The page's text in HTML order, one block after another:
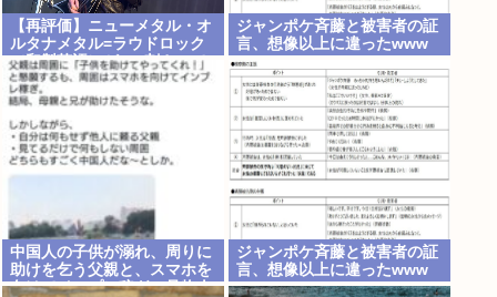
【再評価】ニューメタル・オ
ルタナメタル=ラウドロック
（和製英語）がZに刺さって
るらしい。お前らがキッズの
頃好きだったバンドは何？
ジャンポケ斉藤と被害者の証
言、想像以上に違ったwww
中国人の子供が溺れ、周りに
助けを乞う父親と、スマホを
向けてインプレ稼ぎの見物人
ジャンポケ斉藤と被害者の証
言、想像以上に違ったwww